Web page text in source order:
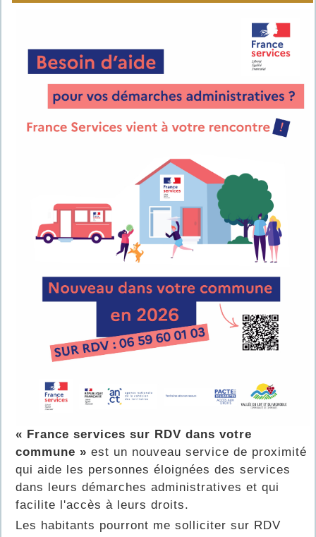
« France services sur RDV dans votre
commune » est un nouveau service de proximité
qui aide les personnes éloignées des services
dans leurs démarches administratives et qui
facilite l'accès à leurs droits.
Les habitants pourront me solliciter sur RDV